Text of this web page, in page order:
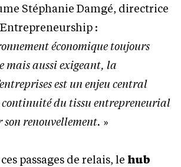
Stéphanie Damgé, directrice
:
économique toujours
mais aussi exigeant, la
est un enjeu central
du tissu entrepreneurial
son renouvellement. »
passages de relais, le hub